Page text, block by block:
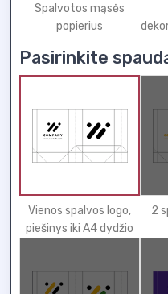
Spalvotos mąsės
popierius
Pasirinkite
Vienos spalvos logo,
piešinys iki A4 dydžio
2